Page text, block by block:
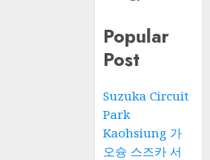
Popular
Post
Suzuka Circuit
Park
Kaohsiung 가
오슝 스즈카 서